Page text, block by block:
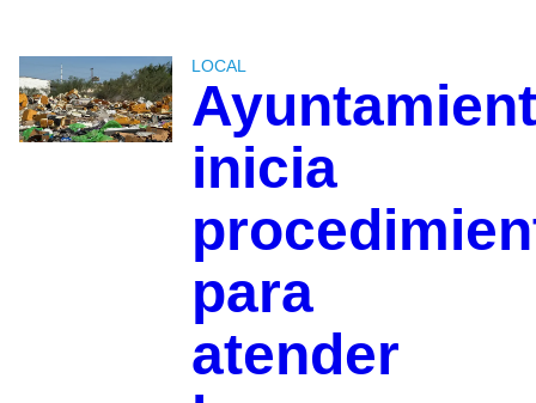
LOCAL
inicia
para
atender